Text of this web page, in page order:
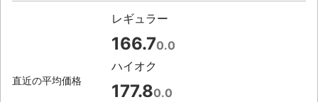
直近の平均価格
レギュラー
166.70.0
ハイオク
177.80.0